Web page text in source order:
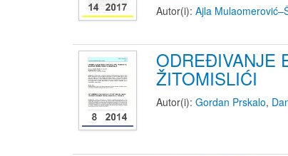
Autor(i): Ajla
ODREĐIVANJE
ŽITOMISLIĆI
Autor(i): Gordan Prskalo,